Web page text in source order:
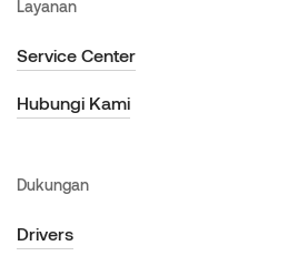
Layanan
Service Center
Hubungi Kami
Dukungan
Drivers